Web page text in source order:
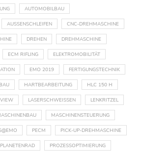
AUTOMOBILBAU
AUSSENSCHLEIFEN CNC-DREHMASCHINE
DREHEN DREHMASCHINE
ECM RIFLING ELEKTROMOBILITÄT
EMO 2019 FERTIGUNGSTECHNIK
HARTBEARBEITUNG HLC 150 H
LASERSCHWEISSEN LENKRITZEL
MASCHINENSTEUERUNG
PECM PICK-UP-DREHMASCHINE
PLANETENRAD PROZESSOPTIMIERUNG